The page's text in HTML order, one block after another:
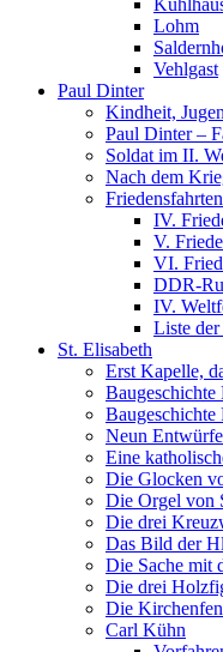
Lohm
Vehlgast
Paul Dinter
Kindheit,
Paul Dinter –
Soldat im II.
Nach dem
IV.
V.
VI.
DDR-
IV.
Liste der
St. Elisabeth
Erst Kapelle,
Baugeschichte
Baugeschichte
Neun
Eine
Die Glocken
Die Orgel von
Die drei
Das Bild der
Die Sache mit
Die drei
Die
Carl Kühn